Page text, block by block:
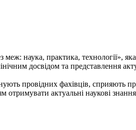
наука, практика, технології», яка
досвідом та представлення
провідних фахівців, сприяють
отримувати актуальні наукові